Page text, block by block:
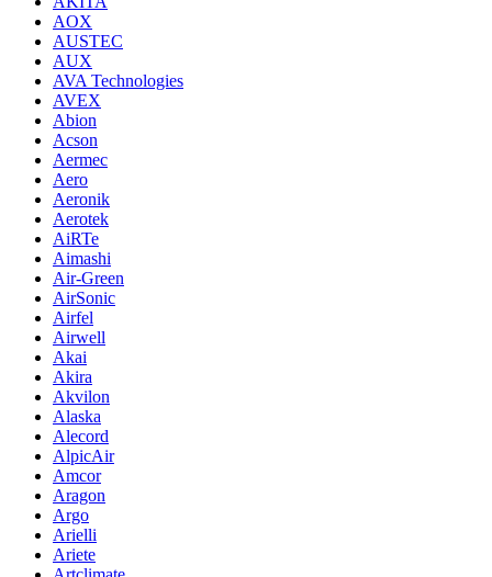
AOX
AUSTEC
AUX
AVA Technologies
AVEX
Abion
Acson
Aermec
Aero
Aeronik
Aerotek
AiRTe
Aimashi
Air-Green
AirSonic
Airfel
Airwell
Akai
Akira
Akvilon
Alaska
Alecord
AlpicAir
Amcor
Aragon
Argo
Arielli
Ariete